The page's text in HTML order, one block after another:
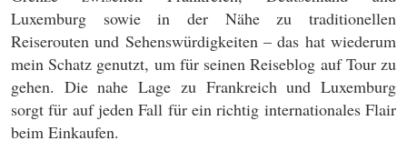
Luxemburg sowie in der Nähe zu traditionellen
Reiserouten und Sehenswürdigkeiten – das hat wiederum
mein Schatz genutzt, um für seinen Reiseblog auf Tour zu
gehen. Die nahe Lage zu Frankreich und Luxemburg
sorgt für auf jeden Fall für ein richtig internationales Flair
beim Einkaufen.